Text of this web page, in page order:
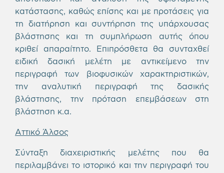
κατάστασης, καθώς επίσης και με προτάσεις για
τη διατήρηση και συντήρηση της υπάρχουσας
βλάστησης και τη συμπλήρωση αυτής όπου
κριθεί απαραίτητο. Επιπρόσθετα θα συνταχθεί
ειδική δασική μελέτη με αντικείμενο την
περιγραφή των βιοφυσικών χαρακτηριστικών,
την αναλυτική περιγραφή της δασικής
βλάστησης, την πρόταση επεμβάσεων στη
βλάστηση κ.α.
Αττικό Άλσος
Σύνταξη διαχειριστικής μελέτης που θα
περιλαμβάνει το ιστορικό και την περιγραφή του